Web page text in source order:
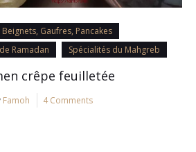
Gaufres, Pancakes
Ramadan
Spécialités du Mahgreb
crêpe feuilletée
Famoh 4 Comments